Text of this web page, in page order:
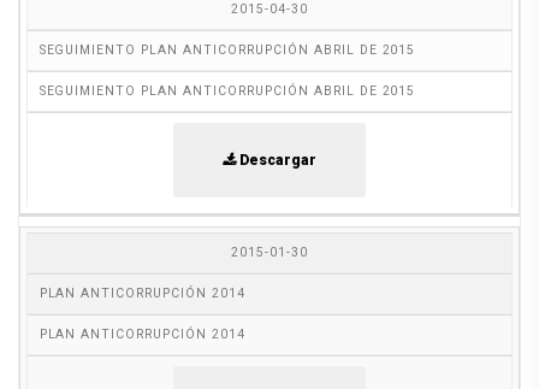
2015-04-30
SEGUIMIENTO PLAN ANTICORRUPCIÓN ABRIL DE 2015
SEGUIMIENTO PLAN ANTICORRUPCIÓN ABRIL DE 2015
Descargar
2015-01-30
PLAN ANTICORRUPCIÓN 2014
PLAN ANTICORRUPCIÓN 2014